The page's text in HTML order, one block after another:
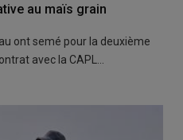
au maïs grain
ont semé pour la deuxième
avec la CAPL…